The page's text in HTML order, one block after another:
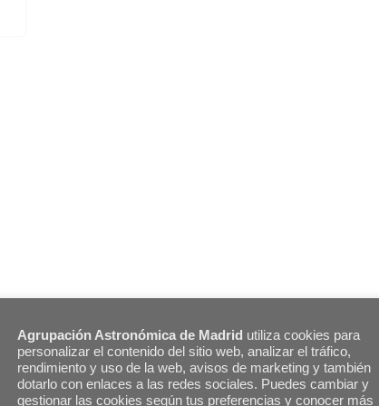
Agrupación Astronómica de Madrid utiliza cookies para
personalizar el contenido del sitio web, analizar el tráfico,
rendimiento y uso de la web, avisos de marketing y también
dotarlo con enlaces a las redes sociales. Puedes cambiar y
gestionar las cookies según tus preferencias y conocer más